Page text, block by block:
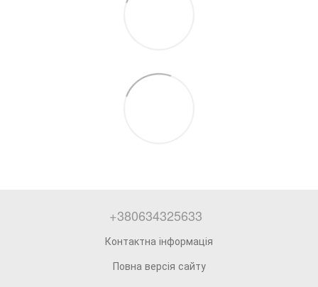
+380634325633
Контактна інформація
Повна версія сайту